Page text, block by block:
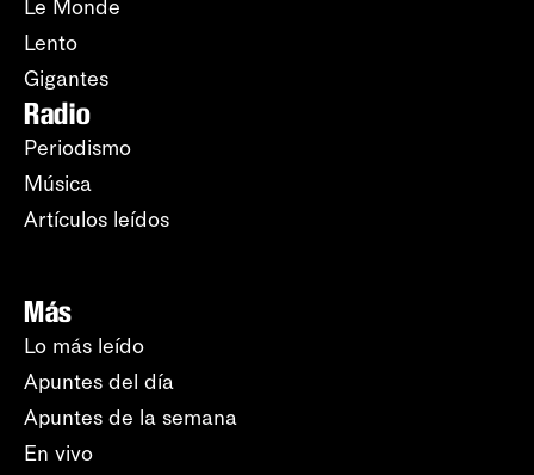
Le Monde
Lento
Gigantes
Radio
Periodismo
Música
Artículos leídos
Más
Lo más leído
Apuntes del día
Apuntes de la semana
En vivo